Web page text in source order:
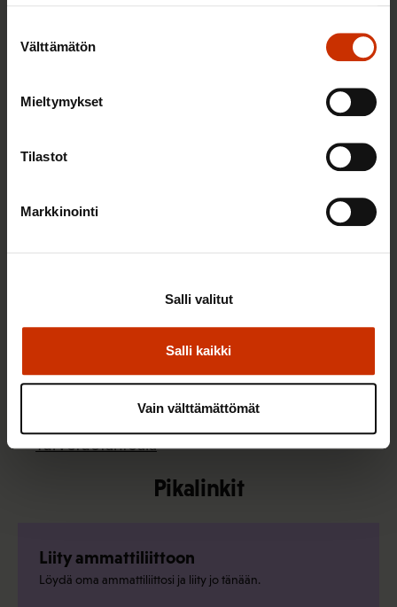
valinta
Välttämätön
Mieltymykset
Tilastot
Markkinointi
Salli kaikki
Salli valitut
Vain välttämättömät
UPM Specialty Papers
Walki
Hirsitaloteollisuus
Mekaanisen metsäteollisuuden yrityskohtaiset
Mekaanisen metsäteollisuuden yrityskohtaiset
työehtosopimukset: 5 uutta ja 3 jatkosopimusta
Metsäkoneala
Turvetuotantoala
Pikalinkit
Liity ammattiliittoon
Löydä oma ammattiliittosi ja liity jo tänään.